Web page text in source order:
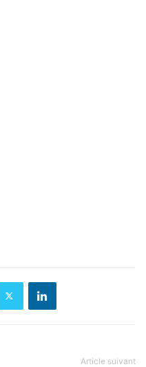
Article suivant